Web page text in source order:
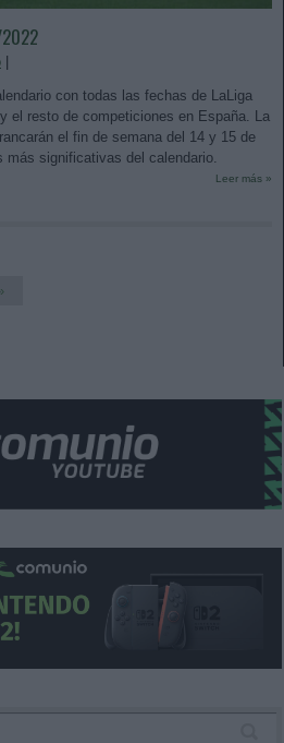
con todas las fechas de LaLiga
el resto de competiciones en España. La
el fin de semana del 14 y 15 de
significativas del calendario.
Leer más »